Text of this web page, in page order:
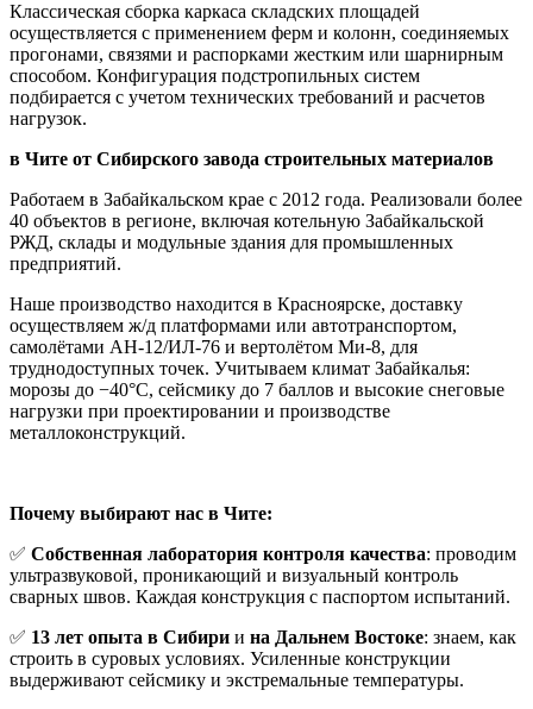
Классическая сборка каркаса складских площадей
осуществляется с применением ферм и колонн, соединяемых
прогонами, связями и распорками жестким или шарнирным
способом. Конфигурация подстропильных систем
подбирается с учетом технических требований и расчетов
нагрузок.
в Чите от Сибирского завода строительных материалов
Работаем в Забайкальском крае с 2012 года. Реализовали более
40 объектов в регионе, включая котельную Забайкальской
РЖД, склады и модульные здания для промышленных
предприятий.
Наше производство находится в Красноярске, доставку
осуществляем ж/д платформами или автотранспортом,
самолётами АН-12/ИЛ-76 и вертолётом Ми-8, для
труднодоступных точек. Учитываем климат Забайкалья:
морозы до −40°C, сейсмику до 7 баллов и высокие снеговые
нагрузки при проектировании и производстве
металлоконструкций.
Почему выбирают нас в Чите:
✅ Собственная лаборатория контроля качества: проводим
ультразвуковой, проникающий и визуальный контроль
сварных швов. Каждая конструкция с паспортом испытаний.
✅ 13 лет опыта в Сибири и на Дальнем Востоке: знаем, как
строить в суровых условиях. Усиленные конструкции
выдерживают сейсмику и экстремальные температуры.